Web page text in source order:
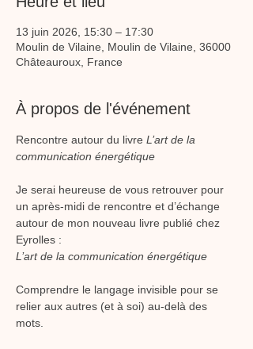
13 juin 2026, 15:30 – 17:30
Moulin de Vilaine, Moulin de Vilaine, 36000
Châteauroux, France
À propos de l'événement
Rencontre autour du livre L’art de la
communication énergétique
Je serai heureuse de vous retrouver pour
un après-midi de rencontre et d’échange
autour de mon nouveau livre publié chez
Eyrolles :
L’art de la communication énergétique
Comprendre le langage invisible pour se
relier aux autres (et à soi) au-delà des
mots.